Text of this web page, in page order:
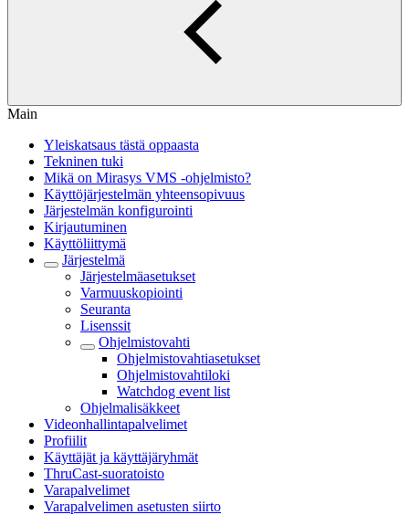
Main
Yleiskatsaus tästä oppaasta
Tekninen tuki
Mikä on Mirasys VMS -ohjelmisto?
Käyttöjärjestelmän yhteensopivuus
Järjestelmän konfigurointi
Kirjautuminen
Käyttöliittymä
Järjestelmä
Järjestelmäasetukset
Varmuuskopiointi
Seuranta
Lisenssit
Ohjelmistovahti
Ohjelmistovahtiasetukset
Ohjelmistovahtiloki
Watchdog event list
Ohjelmalisäkkeet
Videonhallintapalvelimet
Profiilit
Käyttäjät ja käyttäjäryhmät
ThruCast-suoratoisto
Varapalvelimet
Varapalvelimen asetusten siirto